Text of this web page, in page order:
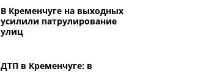
В Кременчуге на выходных
усилили патрулирование
улиц
ДТП в Кременчуге: в